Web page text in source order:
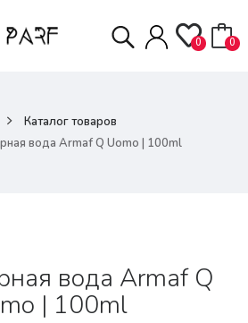
0 0
Каталог товаров
вода Armaf Q Uomo | 100ml
вода Armaf Q
| 100ml